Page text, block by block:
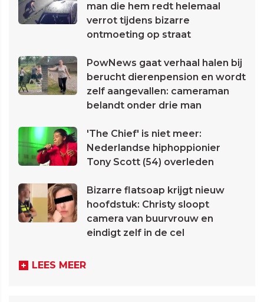
man die hem redt helemaal
verrot tijdens bizarre
ontmoeting op straat
PowNews gaat verhaal halen bij
berucht dierenpension en wordt
zelf aangevallen: cameraman
belandt onder drie man
'The Chief' is niet meer:
Nederlandse hiphoppionier
Tony Scott (54) overleden
Bizarre flatsoap krijgt nieuw
hoofdstuk: Christy sloopt
camera van buurvrouw en
eindigt zelf in de cel
LEES MEER